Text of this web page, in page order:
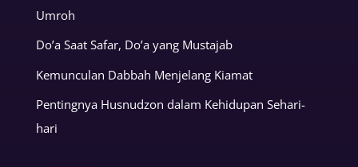
Umroh
Do’a Saat Safar, Do’a yang Mustajab
Kemunculan Dabbah Menjelang Kiamat
Pentingnya Husnudzon dalam Kehidupan Sehari-
hari